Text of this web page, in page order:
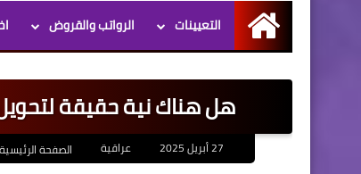
الرئيسية
التعيينات الرواتب والقروض
هل هناك نية حقيقة
عراقية الصفحة الرئيسية